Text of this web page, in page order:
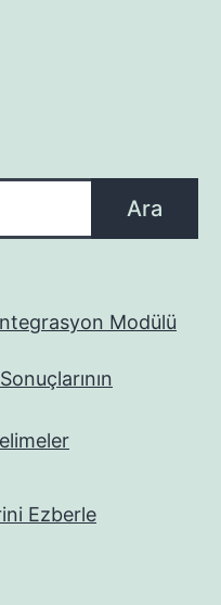
Ara
Modülü
Ezberle